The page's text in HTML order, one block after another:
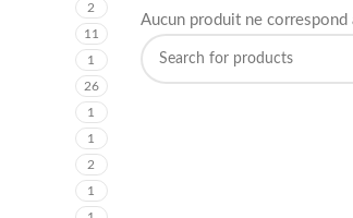
2
11
1
26
1
1
2
1
Aucun produit ne